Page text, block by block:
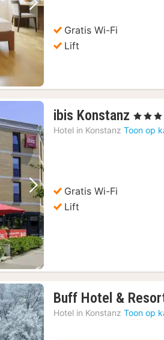
Volgende foto
Gratis Wi-Fi
Lift
Volgende foto
ibis Konstanz 1
, 3 Sterren
Hotel in Konstanz Toon op
Gratis Wi-Fi
Lift
Buff Hotel &
Hotel in Konstanz Toon op